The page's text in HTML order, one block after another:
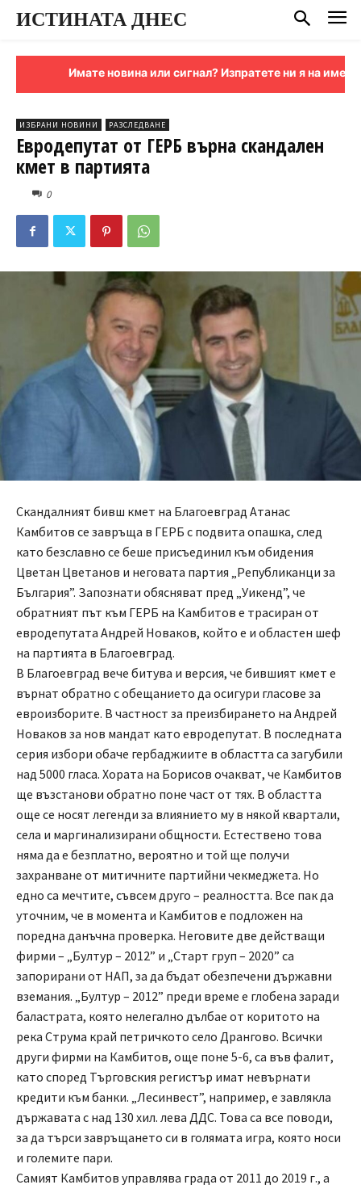
ИСТИНАТА ДНЕС
Имате новина или сигнал? Изпратете ни я на имейл:
ИЗБРАНИ НОВИНИ РАЗСЛЕДВАНЕ
Евродепутат от ГЕРБ върна скандален
кмет в партията
0
Скандалният бивш кмет на Благоевград Атанас
Камбитов се завръща в ГЕРБ с подвита опашка, след
като безславно се беше присъединил към обидения
Цветан Цветанов и неговата партия „Републиканци за
България”. Запознати обясняват пред „Уикенд”, че
обратният път към ГЕРБ на Камбитов е трасиран от
евродепутата Андрей Новаков, който е и областен шеф
на партията в Благоевград.
В Благоевград вече битува и версия, че бившият кмет е
върнат обратно с обещанието да осигури гласове за
евроизборите. В частност за преизбирането на Андрей
Новаков за нов мандат като евродепутат. В последната
серия избори обаче гербаджиите в областта са загубили
над 5000 гласа. Хората на Борисов очакват, че Камбитов
ще възстанови обратно поне част от тях. В областта
още се носят легенди за влиянието му в някой квартали,
села и маргинализирани общности. Естествено това
няма да е безплатно, вероятно и той ще получи
захранване от митичните партийни чекмеджета. Но
едно са мечтите, съвсем друго – реалността. Все пак да
уточним, че в момента и Камбитов е подложен на
поредна данъчна проверка. Неговите две действащи
фирми – „Бултур – 2012” и „Старт груп – 2020” са
запорирани от НАП, за да бъдат обезпечени държавни
вземания. „Бултур – 2012” преди време е глобена заради
баластрата, която нелегално дълбае от коритото на
река Струма край петричкото село Дрангово. Всички
други фирми на Камбитов, още поне 5-6, са във фалит,
като според Търговския регистър имат невърнати
кредити към банки. „Лесинвест”, например, е завлякла
държавата с над 130 хил. лева ДДС. Това са все поводи,
за да търси завръщането си в голямата игра, която носи
и големите пари.
Самият Камбитов управлява града от 2011 до 2019 г., а